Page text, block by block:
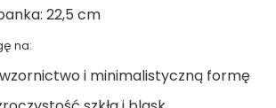
22,5 cm
na:
i minimalistyczną formę